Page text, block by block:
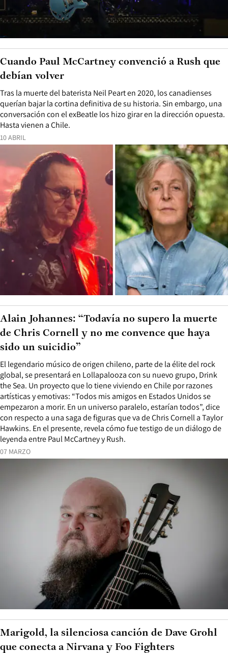
10 ABRIL
Tras la muerte del baterista Neil Peart en 2020, los canadienses
querían bajar la cortina definitiva de su historia. Sin embargo, una
conversación con el exBeatle los hizo girar en la dirección opuesta.
Hasta vienen a Chile.
Cuando Paul McCartney convenció a Rush que
debían volver
07 MARZO
El legendario músico de origen chileno, parte de la élite del rock
global, se presentará en Lollapalooza con su nuevo grupo, Drink
the Sea. Un proyecto que lo tiene viviendo en Chile por razones
artísticas y emotivas: “Todos mis amigos en Estados Unidos se
empezaron a morir. En un universo paralelo, estarían todos”, dice
con respecto a una saga de figuras que va de Chris Cornell a Taylor
Hawkins. En el presente, revela cómo fue testigo de un diálogo de
leyenda entre Paul McCartney y Rush.
Alain Johannes: “Todavía no supero la muerte
de Chris Cornell y no me convence que haya
sido un suicidio”
Marigold, la silenciosa canción de Dave Grohl
que conecta a Nirvana y Foo Fighters